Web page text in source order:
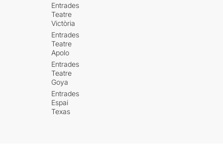
Entrades
Teatre
Victòria
Entrades
Teatre
Apolo
Entrades
Teatre
Goya
Entrades
Espai
Texas